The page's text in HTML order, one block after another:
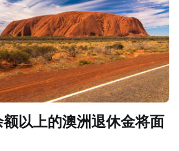
以上的澳洲退休金将面